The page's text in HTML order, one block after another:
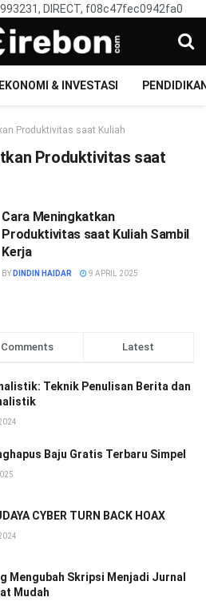
DIRECT, f08c47fec0942fa0
EKONOMI & INVESTASI
Produktivitas saat Kuliah
Produktivitas saat
Cara Meningkatkan
Produktivitas saat Kuliah Sambil
Kerja
BY DINDIN HAIDAR 9 APRIL 2025
Comments Latest
Teknik Penulisan Berita dan
Baju Gratis Terbaru Simpel
CYBER TURN BACK HOAX
Mengubah Skripsi Menjadi Jurnal
Mudah